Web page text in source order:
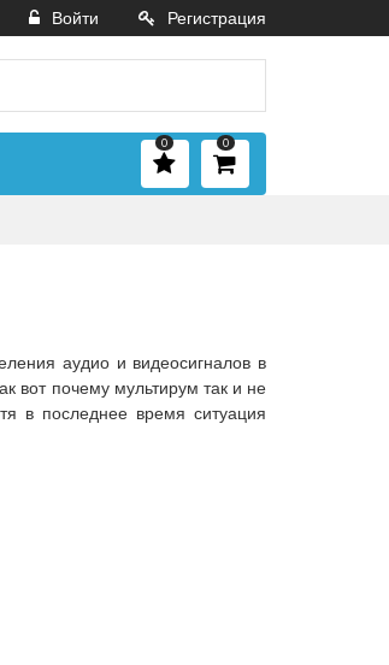
Войти Регистрация
0
0
аудио и видеосигналов в
вот почему мультирум так и не
в последнее время ситуация